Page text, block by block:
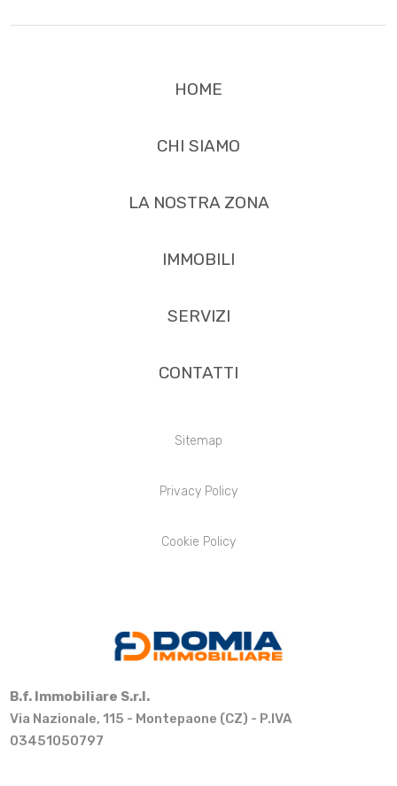
HOME
CHI SIAMO
LA NOSTRA ZONA
IMMOBILI
SERVIZI
CONTATTI
Sitemap
Privacy Policy
Cookie Policy
B.f. Immobiliare S.r.l.
Via Nazionale, 115 - Montepaone (CZ) - P.IVA
03451050797